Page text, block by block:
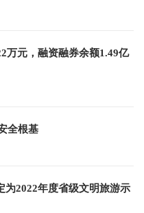
万元，融资融券余额1.49亿
夯实粮食安全根基
为2022年度省级文明旅游示